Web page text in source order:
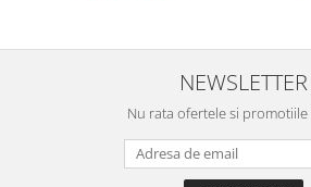
NEWSLETTER
Nu rata ofertele si